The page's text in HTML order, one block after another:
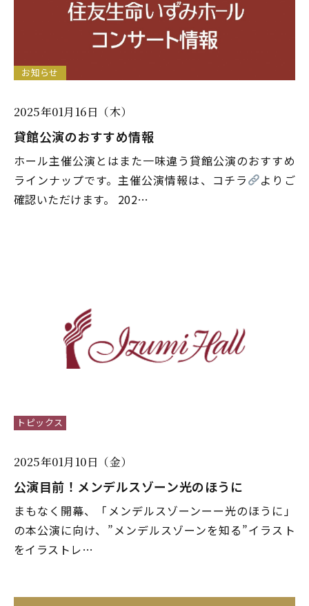
お知らせ
2025年01月16日（木）
貸館公演のおすすめ情報
ホール主催公演とはまた一味違う貸館公演のおすすめ
ラインナップです。主催公演情報は、コチラ
よりご
確認いただけます。 202…
トピックス
2025年01月10日（金）
公演目前！メンデルスゾーン――光のほうに
まもなく開幕、「メンデルスゾーンーー光のほうに」
の本公演に向け、”メンデルスゾーンを知る”イラスト
をイラストレ…